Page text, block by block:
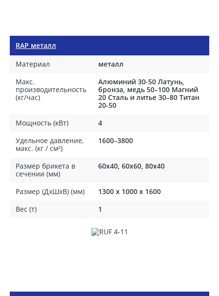
RAP металл
Материал
металл
Макс.
производительность
(кг/час)
Алюминий 30-50 Латунь,
бронза, медь 50–100 Магний
20 Сталь и литье 30–80 Титан
20-50
Мощность (кВт)
4
Удельное давление,
макс. (кг / см²)
1600–3800
Размер брикета в
сечении (мм)
60x40, 60x60, 80x40
Размер (ДхШхВ) (мм)
1300 x 1000 x 1600
Вес (т)
1